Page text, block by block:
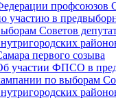
профсоюзов
участию в
Советов
первого созыва
участии ФПСО в
по выборам